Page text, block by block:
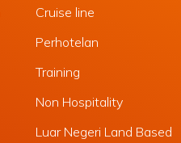
Cruise line
Perhotelan
Training
Non Hospitality
Luar Negeri Land Based